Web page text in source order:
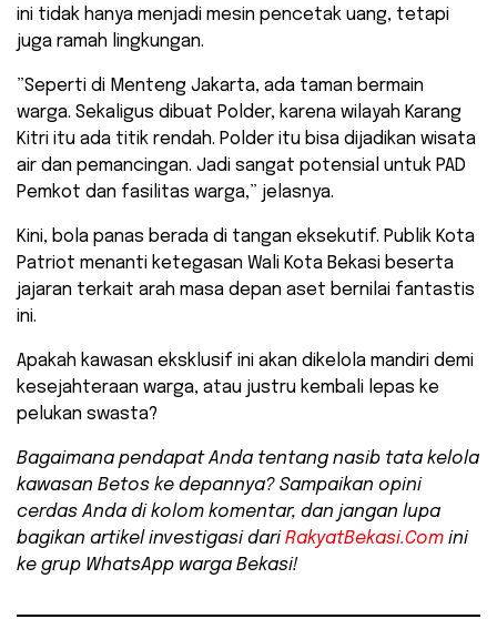
ini tidak hanya menjadi mesin pencetak uang, tetapi
juga ramah lingkungan.
​”Seperti di Menteng Jakarta, ada taman bermain
warga. Sekaligus dibuat Polder, karena wilayah Karang
Kitri itu ada titik rendah. Polder itu bisa dijadikan wisata
air dan pemancingan. Jadi sangat potensial untuk PAD
Pemkot dan fasilitas warga,” jelasnya.
​Kini, bola panas berada di tangan eksekutif. Publik Kota
Patriot menanti ketegasan Wali Kota Bekasi beserta
jajaran terkait arah masa depan aset bernilai fantastis
ini.
Apakah kawasan eksklusif ini akan dikelola mandiri demi
kesejahteraan warga, atau justru kembali lepas ke
pelukan swasta?
Bagaimana pendapat Anda tentang nasib tata kelola
kawasan Betos ke depannya? Sampaikan opini
cerdas Anda di kolom komentar, dan jangan lupa
bagikan artikel investigasi dari RakyatBekasi.Com ini
ke grup WhatsApp warga Bekasi!